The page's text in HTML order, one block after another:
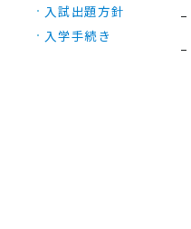
入試出題方針
入学手続き